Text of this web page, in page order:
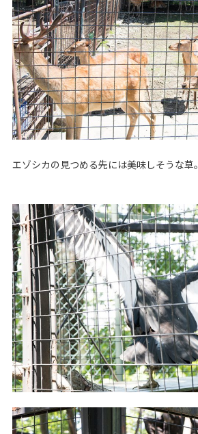
エゾシカの見つめる先には美味しそうな草。